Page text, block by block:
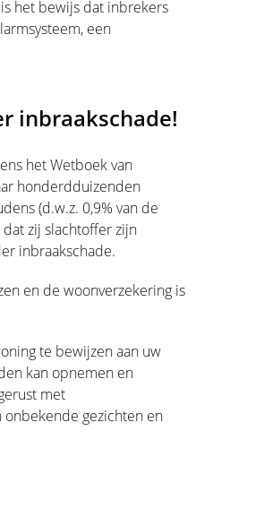
het bewijs dat inbrekers
een
inbraakschade!
het Wetboek van
honderdduizenden
(d.w.z. 0,9% van de
zij slachtoffer zijn
inbraakschade.
en de woonverzekering is
te bewijzen aan uw
kan opnemen en
met
gezichten en